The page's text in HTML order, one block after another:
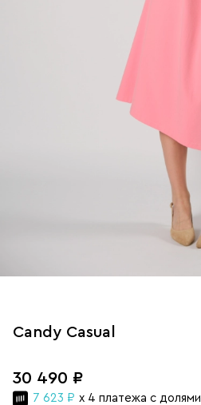
Candy Casual
30 490 ₽
7 623 ₽ x 4 платежа с долями